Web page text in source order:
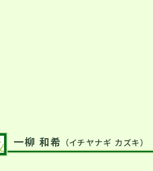
一柳 和希 （イチヤナギ カズキ）